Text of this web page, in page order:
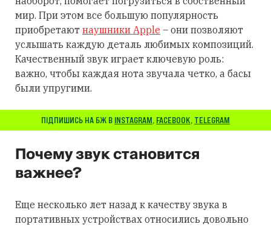
мир. При этом все большую популярность
приобретают наушники Apple – они позволяют
услышать каждую деталь любимых композиций.
Качественный звук играет ключевую роль:
важно, чтобы каждая нота звучала четко, а басы
были упругими.
ПІДПИШИСЬ НА БЖ В INSTAGRAM, FACEBOOK, TELEGRAM
Почему звук становится
важнее?
Еще несколько лет назад к качеству звука в
портативных устройствах относились довольно